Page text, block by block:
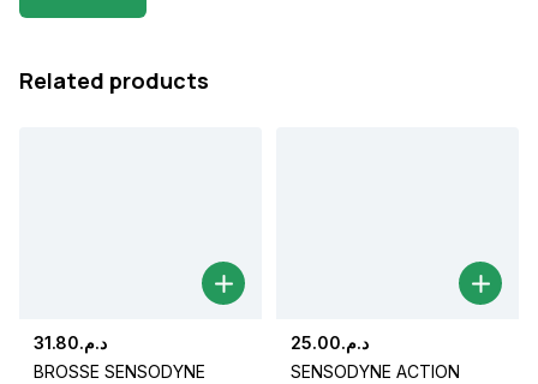
Related products
د.م.31.80
BROSSE SENSODYNE
د.م.25.00
SENSODYNE ACTION